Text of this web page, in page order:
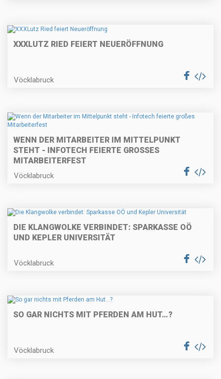
XXXLUTZ RIED FEIERT NEUERÖFFNUNG
Vöcklabruck
WENN DER MITARBEITER IM MITTELPUNKT
STEHT - INFOTECH FEIERTE GROSSES M
ITARBEITERFEST
Vöcklabruck
DIE KLANGWOLKE VERBINDET: SPARKASSE OÖ
UND KEPLER UNIVERSITÄT
Vöcklabruck
SO GAR NICHTS MIT PFERDEN AM HUT…?
Vöcklabruck